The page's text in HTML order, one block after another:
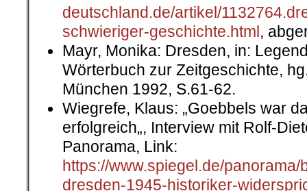
deutschland.de/artikel/
schwieriger-geschichte.html ,
Mayr, Monika: Dresden, in:
Wörterbuch zur Zeitgeschichte,
München 1992, S.61-62.
Wiegrefe, Klaus: „Goebbels war
erfolgreich„, Interview mit Rolf-
Panorama, Link:
https://www.spiegel.de/
dresden-1945-historiker-